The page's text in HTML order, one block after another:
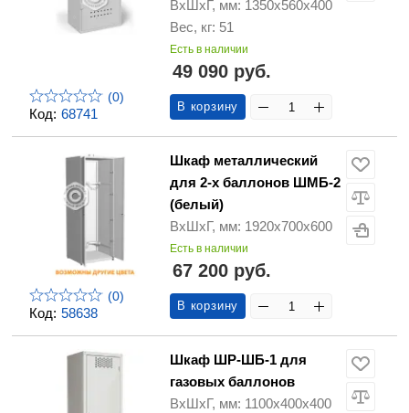
Код: 68741
(0)
ВхШхГ, мм: 1350х560х400
Вес, кг: 51
Есть в наличии
49 090 руб.
В корзину
Код: 58638
(0)
Шкаф металлический
для 2-х баллонов ШМБ-2
(белый)
ВхШхГ, мм: 1920х700х600
Есть в наличии
67 200 руб.
В корзину
Шкаф ШР-ШБ-1 для
газовых баллонов
ВхШхГ, мм: 1100х400х400